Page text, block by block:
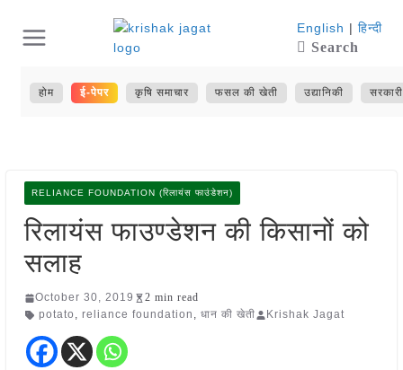
content
English | हिन्दी
Search
होम ई-पेपर कृषि समाचार फसल की खेती उद्यानिकी
RELIANCE FOUNDATION (रिलायंस फाउंडेशन)
रिलायंस फाउण्डेशन की किसानों को
सलाह
October 30, 2019
2 min read
potato , reliance foundation , धान की खेती Krishak Jagat